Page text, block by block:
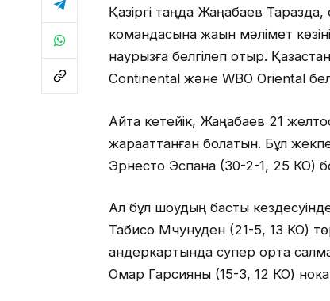
Қазіргі таңда Жаңабаев
командасына жақын мәлімет
наурызға белгілеп отыр.
Continental және WBO Oriental
Айта кетейік, Жаңабаев 21
жарақаттанған болатын. Бұл
Эрнесто Эспана (30-2-1, 25 КО)
Ал бұл шоудың басты
Табисо Мчунуден (21-5, 13 КО)
андеркартында супер орта
Омар Гарсияны (15-3, 12 КО)